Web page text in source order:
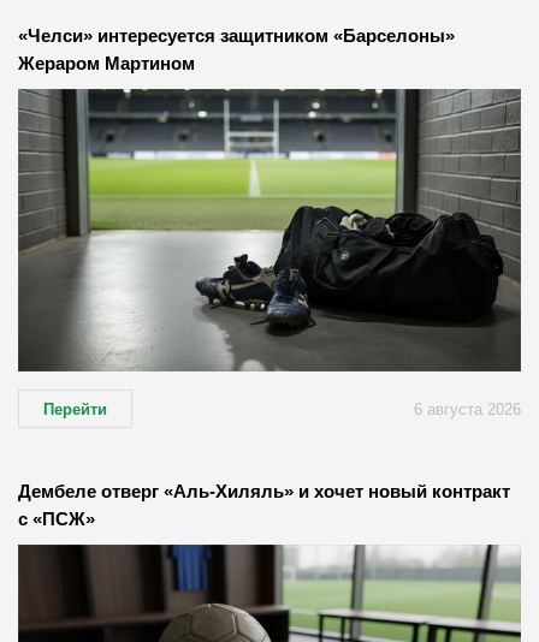
«Челси» интересуется защитником «Барселоны»
Жераром Мартином
Перейти 6 августа 2026
Дембеле отверг «Аль-Хиляль» и хочет новый контракт
с «ПСЖ»